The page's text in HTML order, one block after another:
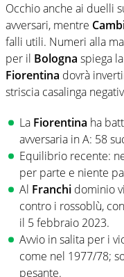
Occhio anche ai duelli
avversari, mentre
falli utili. Numeri alla
per il Bologna spiega
Fiorentina dovrà
striscia casalinga
La Fiorentina ha
avversaria in A: 58
Equilibrio recente:
per parte e niente
Al Franchi dominio
contro i rossoblù,
il 5 febbraio 2023.
Avvio in salita per i
come nel 1977/78;
pesante.